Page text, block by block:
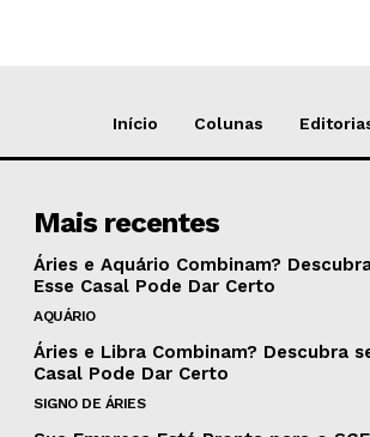
Início Colunas
Mais recentes
Áries e Aquário Combinam?
Esse Casal Pode Dar Certo
AQUÁRIO
Áries e Libra Combinam? Descubra
Casal Pode Dar Certo
SIGNO DE ÁRIES